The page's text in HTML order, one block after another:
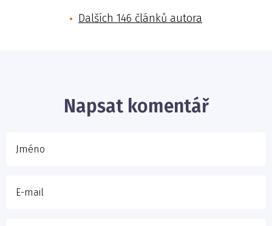
Dalších 146 článků autora
Napsat komentář